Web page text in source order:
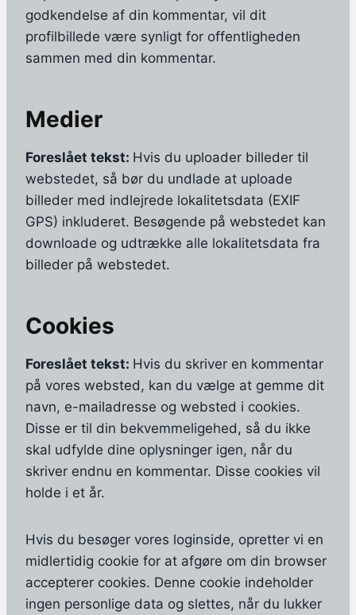
godkendelse af din kommentar, vil dit
profilbillede være synligt for offentligheden
sammen med din kommentar.
Medier
Foreslået tekst: Hvis du uploader billeder til
webstedet, så bør du undlade at uploade
billeder med indlejrede lokalitetsdata (EXIF
GPS) inkluderet. Besøgende på webstedet kan
downloade og udtrække alle lokalitetsdata fra
billeder på webstedet.
Cookies
Foreslået tekst: Hvis du skriver en kommentar
på vores websted, kan du vælge at gemme dit
navn, e-mailadresse og websted i cookies.
Disse er til din bekvemmeligehed, så du ikke
skal udfylde dine oplysninger igen, når du
skriver endnu en kommentar. Disse cookies vil
holde i et år.
Hvis du besøger vores loginside, opretter vi en
midlertidig cookie for at afgøre om din browser
accepterer cookies. Denne cookie indeholder
ingen personlige data og slettes, når du lukker